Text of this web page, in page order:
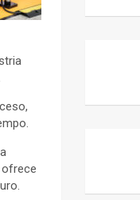
ofrece